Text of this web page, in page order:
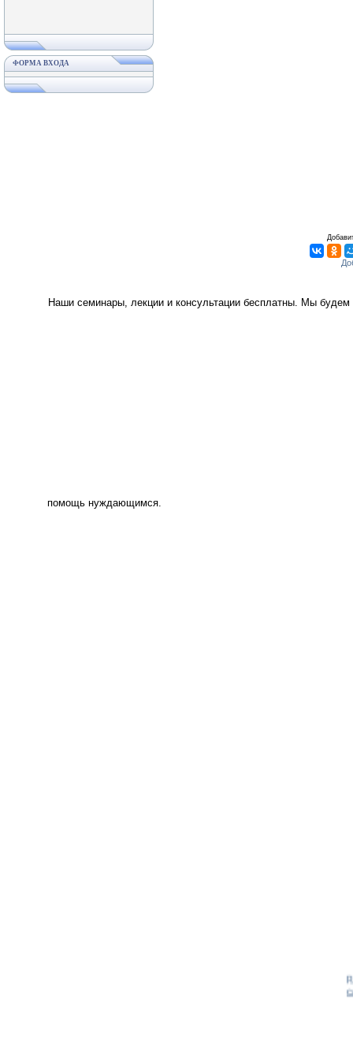
ФОРМА ВХОДА
Наши семинары, лекции и консультации бесплатны. Мы
помощь нуждающимся.